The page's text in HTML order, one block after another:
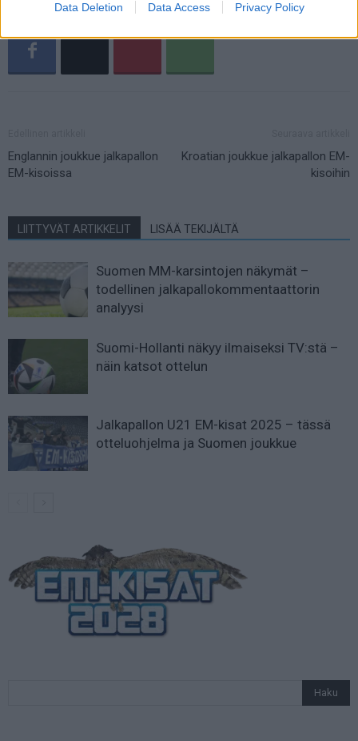
Data Deletion Data Access Privacy Policy
Englannin joukkue jalkapallon
EM-kisoissa
Kroatian joukkue jalkapallon EM-
kisoihin
LIITTYVÄT ARTIKKELIT LISÄÄ TEKIJÄLTÄ
Suomen MM-karsintojen näkymät –
todellinen jalkapallokommentaattorin
analyysi
Suomi-Hollanti näkyy ilmaiseksi TV:stä –
näin katsot ottelun
Jalkapallon U21 EM-kisat 2025 – tässä
otteluohjelma ja Suomen joukkue